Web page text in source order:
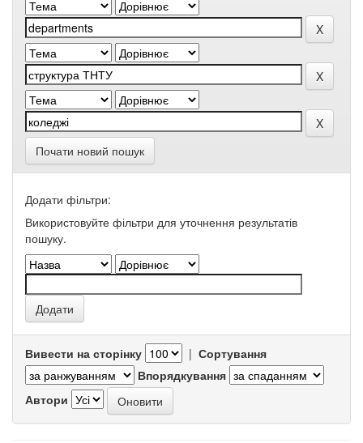
Почати новий пошук
Додати фільтри:
Використовуйте фільтри для уточнення результатів
пошуку.
Вивести на сторінку | Сортування
Впорядкування
Автори